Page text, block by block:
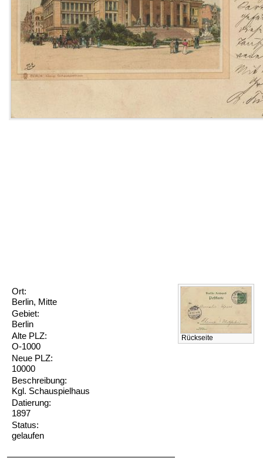
Rückseite
Ort:
Berlin, Mitte
Gebiet:
Berlin
Alte PLZ:
O-1000
Neue PLZ:
10000
Beschreibung:
Kgl. Schauspielhaus
Datierung:
1897
Status:
gelaufen